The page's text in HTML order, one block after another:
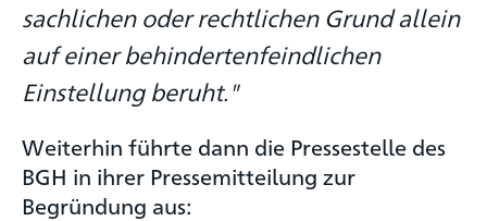
sachlichen oder rechtlichen Grund allein
auf einer behindertenfeindlichen
Einstellung beruht."
Weiterhin führte dann die Pressestelle des
BGH in ihrer Pressemitteilung zur
Begründung aus: